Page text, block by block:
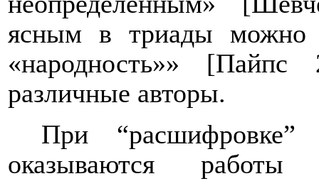
ясным в триады можно
«народность»»
различные авторы.
При
оказываются